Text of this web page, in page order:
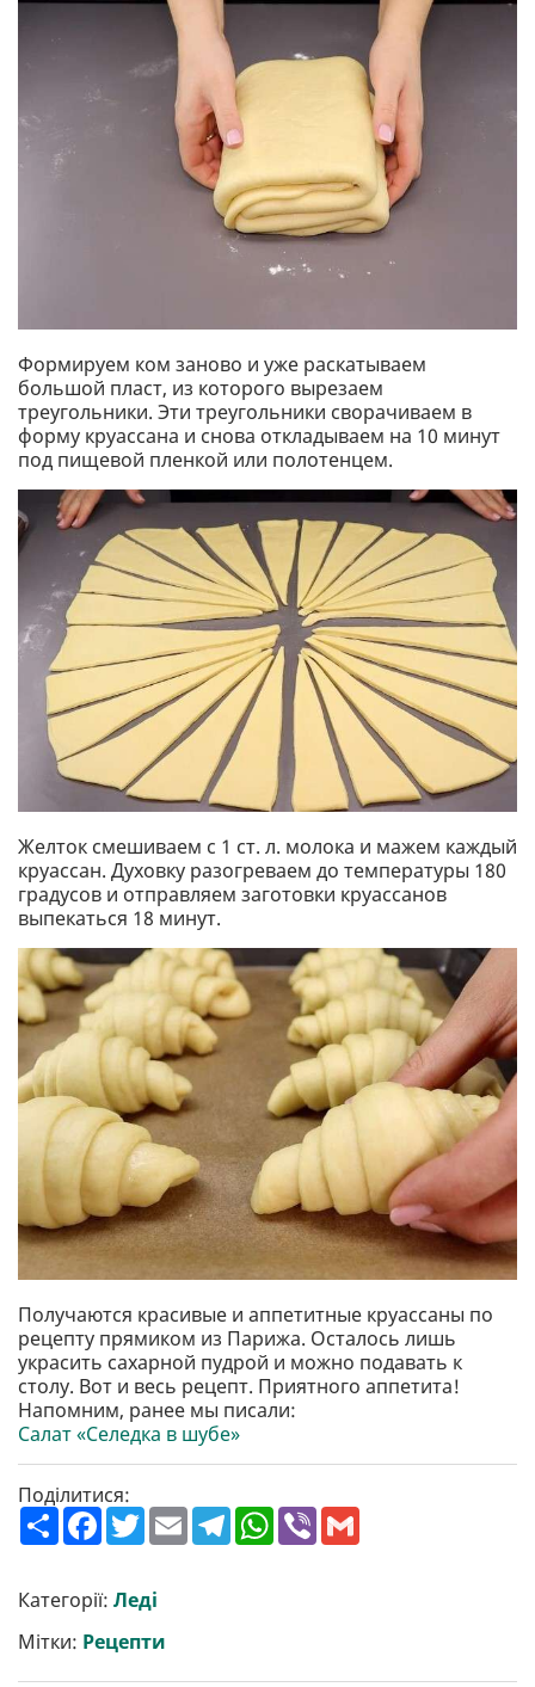
Формируем ком заново и уже раскатываем
большой пласт, из которого вырезаем
треугольники. Эти треугольники сворачиваем в
форму круассана и снова откладываем на 10 минут
под пищевой пленкой или полотенцем.
Желток смешиваем с 1 ст. л. молока и мажем каждый
круассан. Духовку разогреваем до температуры 180
градусов и отправляем заготовки круассанов
выпекаться 18 минут.
Получаются красивые и аппетитные круассаны по
рецепту прямиком из Парижа. Осталось лишь
украсить сахарной пудрой и можно подавать к
столу. Вот и весь рецепт. Приятного аппетита!
Напомним, ранее мы писали:
Салат «Селедка в шубе»
Поділитися:
П
о
р
и
т
и
F
a
b
o
o
k
T
w
t
e
r
E
m
T
e
W
h
V
Категорії: Леді
Мітки: Рецепти